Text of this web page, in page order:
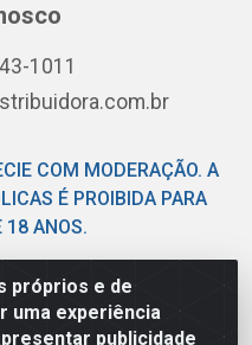
próprios e de
uma experiência
publicidade
1011
COM MODERAÇÃO. A
É PROIBIDA PARA
18 ANOS.
Pereira Tim - Parque de
CEP 59146-480 - CNPJ